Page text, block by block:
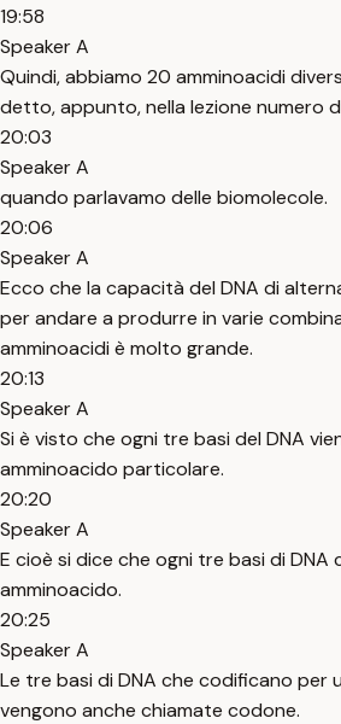
19:58
Speaker A
Quindi, abbiamo 20 amminoacidi
detto, appunto, nella lezione numero
20:03
Speaker A
quando parlavamo delle biomolecole.
20:06
Speaker A
Ecco che la capacità del DNA di
per andare a produrre in varie
amminoacidi è molto grande.
20:13
Speaker A
Si è visto che ogni tre basi del DNA
amminoacido particolare.
20:20
Speaker A
E cioè si dice che ogni tre basi di DNA
amminoacido.
20:25
Speaker A
Le tre basi di DNA che codificano per
vengono anche chiamate codone.